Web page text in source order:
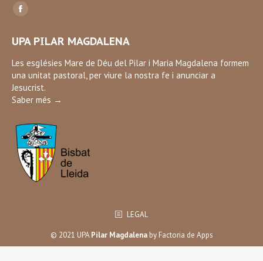
Find us on:
Facebook
opens
in
new
window
UPA PILAR MAGDALENA
Les esglésies Mare de Déu del Pilar i Maria Magdalena formem
una unitat pastoral, per viure la nostra fe i anunciar a
Jesucrist.
Saber més →
LEGAL
© 2021 UPAPilar Magdalenaby Factoria de Apps